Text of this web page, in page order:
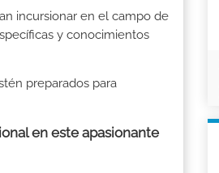
incursionar en el campo de
y conocimientos
preparados para
en este apasionante